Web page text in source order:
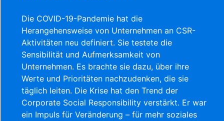
Die COVID-19-Pandemie hat die
Herangehensweise von Unternehmen an CSR-
Aktivitäten neu definiert. Sie testete die
Sensibilität und Aufmerksamkeit von
Unternehmen. Es brachte sie dazu, über ihre
Werte und Prioritäten nachzudenken, die sie
täglich leiten. Die Krise hat den Trend der
Corporate Social Responsibility verstärkt. Er war
ein Impuls für Veränderung – für mehr soziales